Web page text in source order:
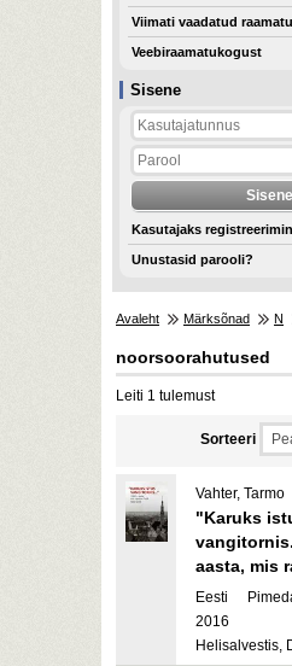
Sisene
Kasutajaks
Unustasid parooli?
Viimati vaadatud
Veebiraamatukogust
Avaleht Märksõnad N
noorsoorahutused
Leiti 1 tulemust
Sorteeri
Vahter, Tarmo
"Karuks
aasta, mis
Eesti
2016
Helisalvestis,